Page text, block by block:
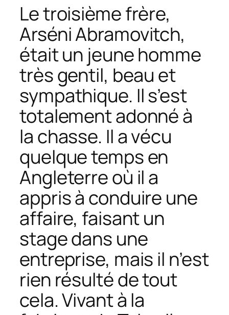
Le troisième frère,
Arséni Abramovitch,
était un jeune homme
très gentil, beau et
sympathique. Il s’est
totalement adonné à
la chasse. Il a vécu
quelque temps en
Angleterre où il a
appris à conduire une
affaire, faisant un
stage dans une
entreprise, mais il n’est
rien résulté de tout
cela. Vivant à la